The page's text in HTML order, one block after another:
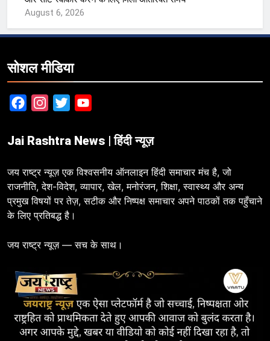
August 6, 2026
सोशल मीडिया
FacebookInstagram
Twitter
Jai Rashtra News | हिंदी न्यूज़
जय राष्ट्र न्यूज़ एक विश्वसनीय ऑनलाइन हिंदी समाचार मंच है, जो
राजनीति, देश-विदेश, व्यापार, खेल, मनोरंजन, शिक्षा, स्वास्थ्य और अन्य
प्रमुख विषयों पर तेज़, सटीक और निष्पक्ष समाचार अपने पाठकों तक पहुँचाने
के लिए प्रतिबद्ध है।
जय राष्ट्र न्यूज़ — सच के साथ।